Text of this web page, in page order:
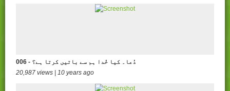
006 - دُعا۔ کیا خُدا ہم سے باتیں کرتا ہے؟
20,987 views | 10 years ago